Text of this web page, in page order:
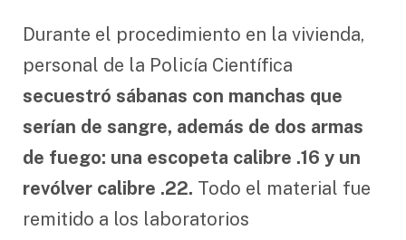
Durante el procedimiento en la vivienda,
personal de la Policía Científica
secuestró sábanas con manchas que
serían de sangre, además de dos armas
de fuego: una escopeta calibre .16 y un
revólver calibre .22. Todo el material fue
remitido a los laboratorios